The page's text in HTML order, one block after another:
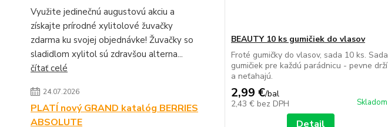
Využite jedinečnú augustovú akciu a
získajte prírodné xylitolové žuvačky
zdarma ku svojej objednávke! Žuvačky so
sladidlom xylitol sú zdravšou alterna...
čítať celé
24.07.2026
PLATÍ nový GRAND katalóg BERRIES
ABSOLUTE
BEAUTY 10 ks gumičiek do vlasov
Froté gumičky do vlasov, sada 10 ks. Sada
gumičiek pre každú parádnicu - pevne drží
a neťahajú.
2,99 €/bal
2,43 € bez DPH Skladom
Detail